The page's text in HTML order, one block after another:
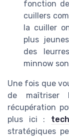
fonction
cuillers
la cuiller
plus
des
minnow
Une fois que
de maîtriser
récupération
plus ici :
stratégiques